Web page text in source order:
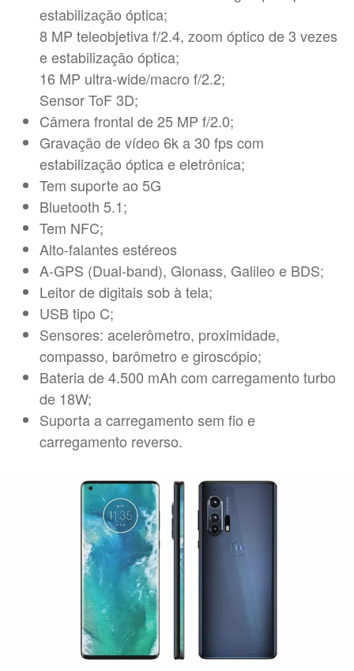
estabilização óptica;
8 MP teleobjetiva f/2.4, zoom óptico de 3 vezes
e estabilização óptica;
16 MP ultra-wide/macro f/2.2;
Sensor ToF 3D;
Câmera frontal de 25 MP f/2.0;
Gravação de vídeo 6k a 30 fps com
estabilização óptica e eletrônica;
Tem suporte ao 5G
Bluetooth 5.1;
Tem NFC;
Alto-falantes estéreos
A-GPS (Dual-band), Glonass, Galileo e BDS;
Leitor de digitais sob à tela;
USB tipo C;
Sensores: acelerômetro, proximidade,
compasso, barômetro e giroscópio;
Bateria de 4.500 mAh com carregamento turbo
de 18W;
Suporta a carregamento sem fio e
carregamento reverso.